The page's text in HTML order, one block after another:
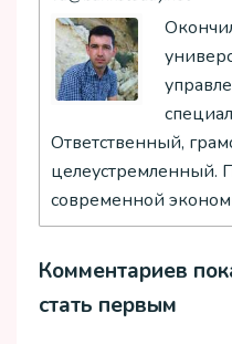
Ответственный,
целеустремленный.
современной
Комментариев
стать первым